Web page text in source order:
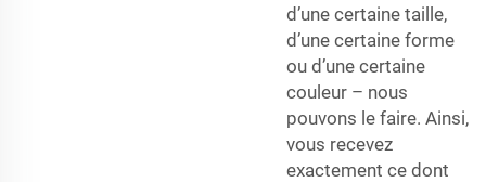
d’une certaine taille,
d’une certaine forme
ou d’une certaine
couleur – nous
pouvons le faire. Ainsi,
vous recevez
exactement ce dont